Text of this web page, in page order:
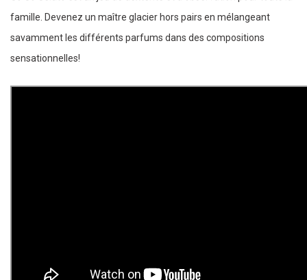
famille. Devenez un maître glacier hors pairs en mélangeant
savamment les différents parfums dans des compositions
sensationnelles!